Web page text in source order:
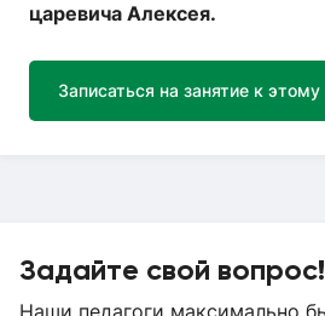
царевича Алексея.
Записаться на занятие к этому
Задайте свой вопрос!
Наши педагоги максимально